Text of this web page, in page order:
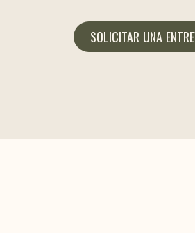
SOLICITAR UNA